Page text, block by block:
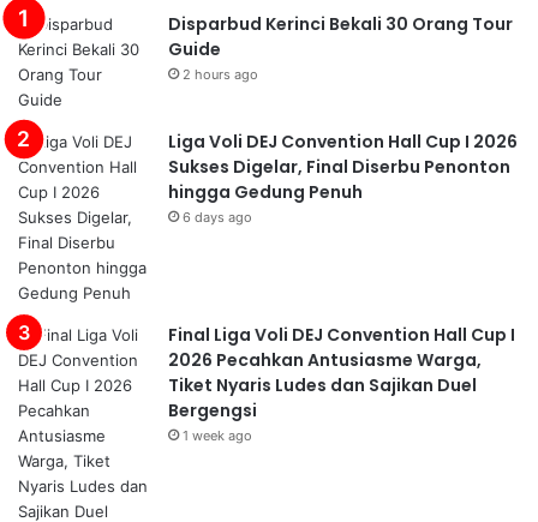
Disparbud Kerinci Bekali 30 Orang Tour
Guide
2 hours ago
Liga Voli DEJ Convention Hall Cup I 2026
Sukses Digelar, Final Diserbu Penonton
hingga Gedung Penuh
6 days ago
Final Liga Voli DEJ Convention Hall Cup I
2026 Pecahkan Antusiasme Warga,
Tiket Nyaris Ludes dan Sajikan Duel
Bergengsi
1 week ago